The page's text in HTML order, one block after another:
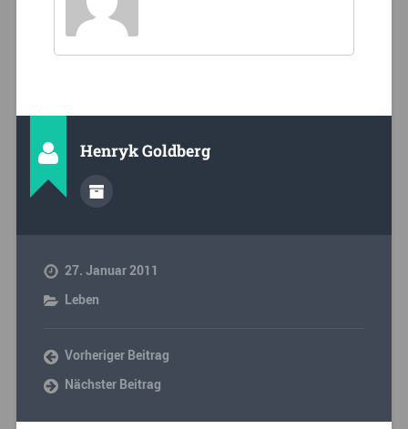
Henryk Goldberg
27. Januar 2011
Leben
Vorheriger Beitrag
Nächster Beitrag